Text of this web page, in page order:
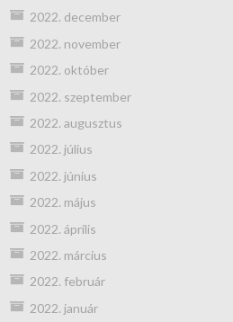
2022. december
2022. november
2022. október
2022. szeptember
2022. augusztus
2022. július
2022. június
2022. május
2022. április
2022. március
2022. február
2022. január